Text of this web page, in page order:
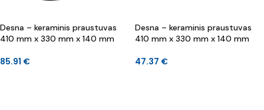
Desna – keraminis praustuvas
410 mm x 330 mm x 140 mm
85.91 €
Desna – keraminis praustuvas
410 mm x 330 mm x 140 mm
47.37 €